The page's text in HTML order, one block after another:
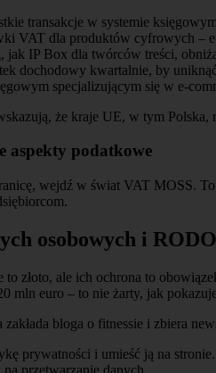
transakcje w systemie
VAT dla produktów cyfrowych –
jak IP Box dla twórców treści,
dochodowy kwartalnie, by
specjalizującym się w e-
że kraje UE, w tym
aspekty podatkowe
wejdź w świat VAT MOSS.
osobowych i
złoto, ale ich ochrona to
mln euro – to nie żarty, jak
zakłada bloga o fitnessie i zbiera
prywatności i umieść ją na stronie.
przetwarzanie danych.